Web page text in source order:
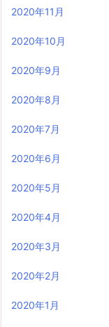
2020年11月
2020年10月
2020年9月
2020年8月
2020年7月
2020年6月
2020年5月
2020年4月
2020年3月
2020年2月
2020年1月